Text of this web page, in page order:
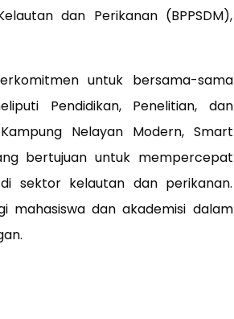
dan Perikanan (BPPSDM),
untuk bersama-sama
Pendidikan, Penelitian, dan
Nelayan Modern, Smart
bertujuan untuk mempercepat
sektor kelautan dan perikanan.
mahasiswa dan akademisi dalam